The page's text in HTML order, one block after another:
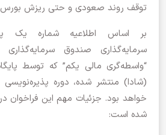
توقف روند صعودی و حتی ریزش بورس
بر اساس اطلاعیه شماره یک
“واسطه‌گری مالی یکم” که توسط
خواهد بود. جزئیات مهم این
شده است: